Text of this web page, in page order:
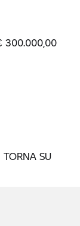
300.000,00
TORNA SU